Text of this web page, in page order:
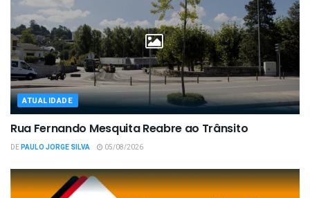
ATUALIDADE
Rua Fernando Mesquita Reabre ao Trânsito
DEPAULO JORGE SILVA 05/08/2026